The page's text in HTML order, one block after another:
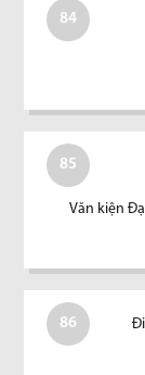
84
85
Văn kiện
86